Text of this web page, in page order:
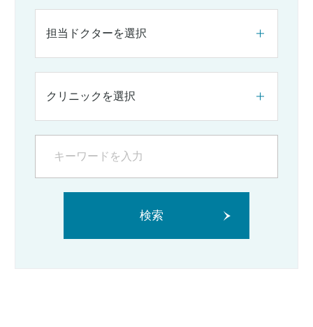
担当ドクターを選択
クリニックを選択
検索